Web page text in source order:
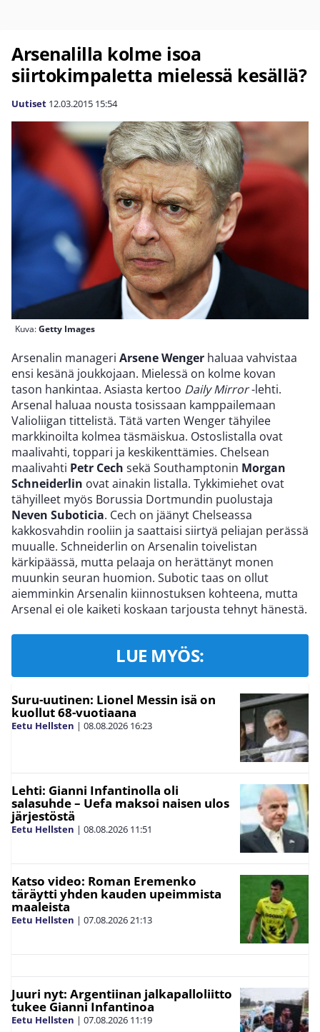
Arsenalilla kolme isoa
siirtokimpaletta mielessä kesällä?
Uutiset 12.03.2015 15:54
Kuva:Getty Images
Arsenalin manageri Arsene Wenger haluaa vahvistaa
ensi kesänä joukkojaan. Mielessä on kolme kovan
tason hankintaa. Asiasta kertoo Daily Mirror-lehti.
Arsenal haluaa nousta tosissaan kamppailemaan
Valioliigan tittelistä. Tätä varten Wenger tähyilee
markkinoilta kolmea täsmäiskua. Ostoslistalla ovat
maalivahti, toppari ja keskikenttämies. Chelsean
maalivahti Petr Cech sekä Southamptonin Morgan
Schneiderlin ovat ainakin listalla. Tykkimiehet ovat
tähyilleet myös Borussia Dortmundin puolustaja
Neven Suboticia. Cech on jäänyt Chelseassa
kakkosvahdin rooliin ja saattaisi siirtyä peliajan perässä
muualle. Schneiderlin on Arsenalin toivelistan
kärkipäässä, mutta pelaaja on herättänyt monen
muunkin seuran huomion. Subotic taas on ollut
aiemminkin Arsenalin kiinnostuksen kohteena, mutta
Arsenal ei ole kaiketi koskaan tarjousta tehnyt hänestä.
LUE MYÖS:
Suru-uutinen: Lionel Messin isä on
kuollut 68-vuotiaana
Eetu Hellsten | 08.08.2026 16:23
Lehti: Gianni Infantinolla oli
salasuhde – Uefa maksoi naisen ulos
järjestöstä
Eetu Hellsten | 08.08.2026 11:51
Katso video: Roman Eremenko
täräytti yhden kauden upeimmista
maaleista
Eetu Hellsten | 07.08.202621:13
Juuri nyt: Argentiinan jalkapalloliitto
tukee Gianni Infantinoa
Eetu Hellsten | 07.08.2026 11:19